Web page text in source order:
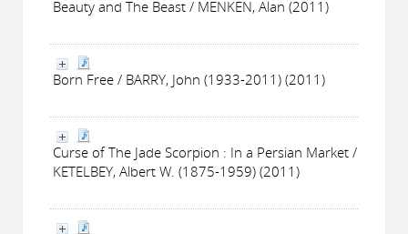
Beauty and The Beast / MENKEN, Alan (2011)
Born Free / BARRY, John (1933-2011) (2011)
Curse of The Jade Scorpion : In a Persian Market /
KETELBEY, Albert W. (1875-1959) (2011)